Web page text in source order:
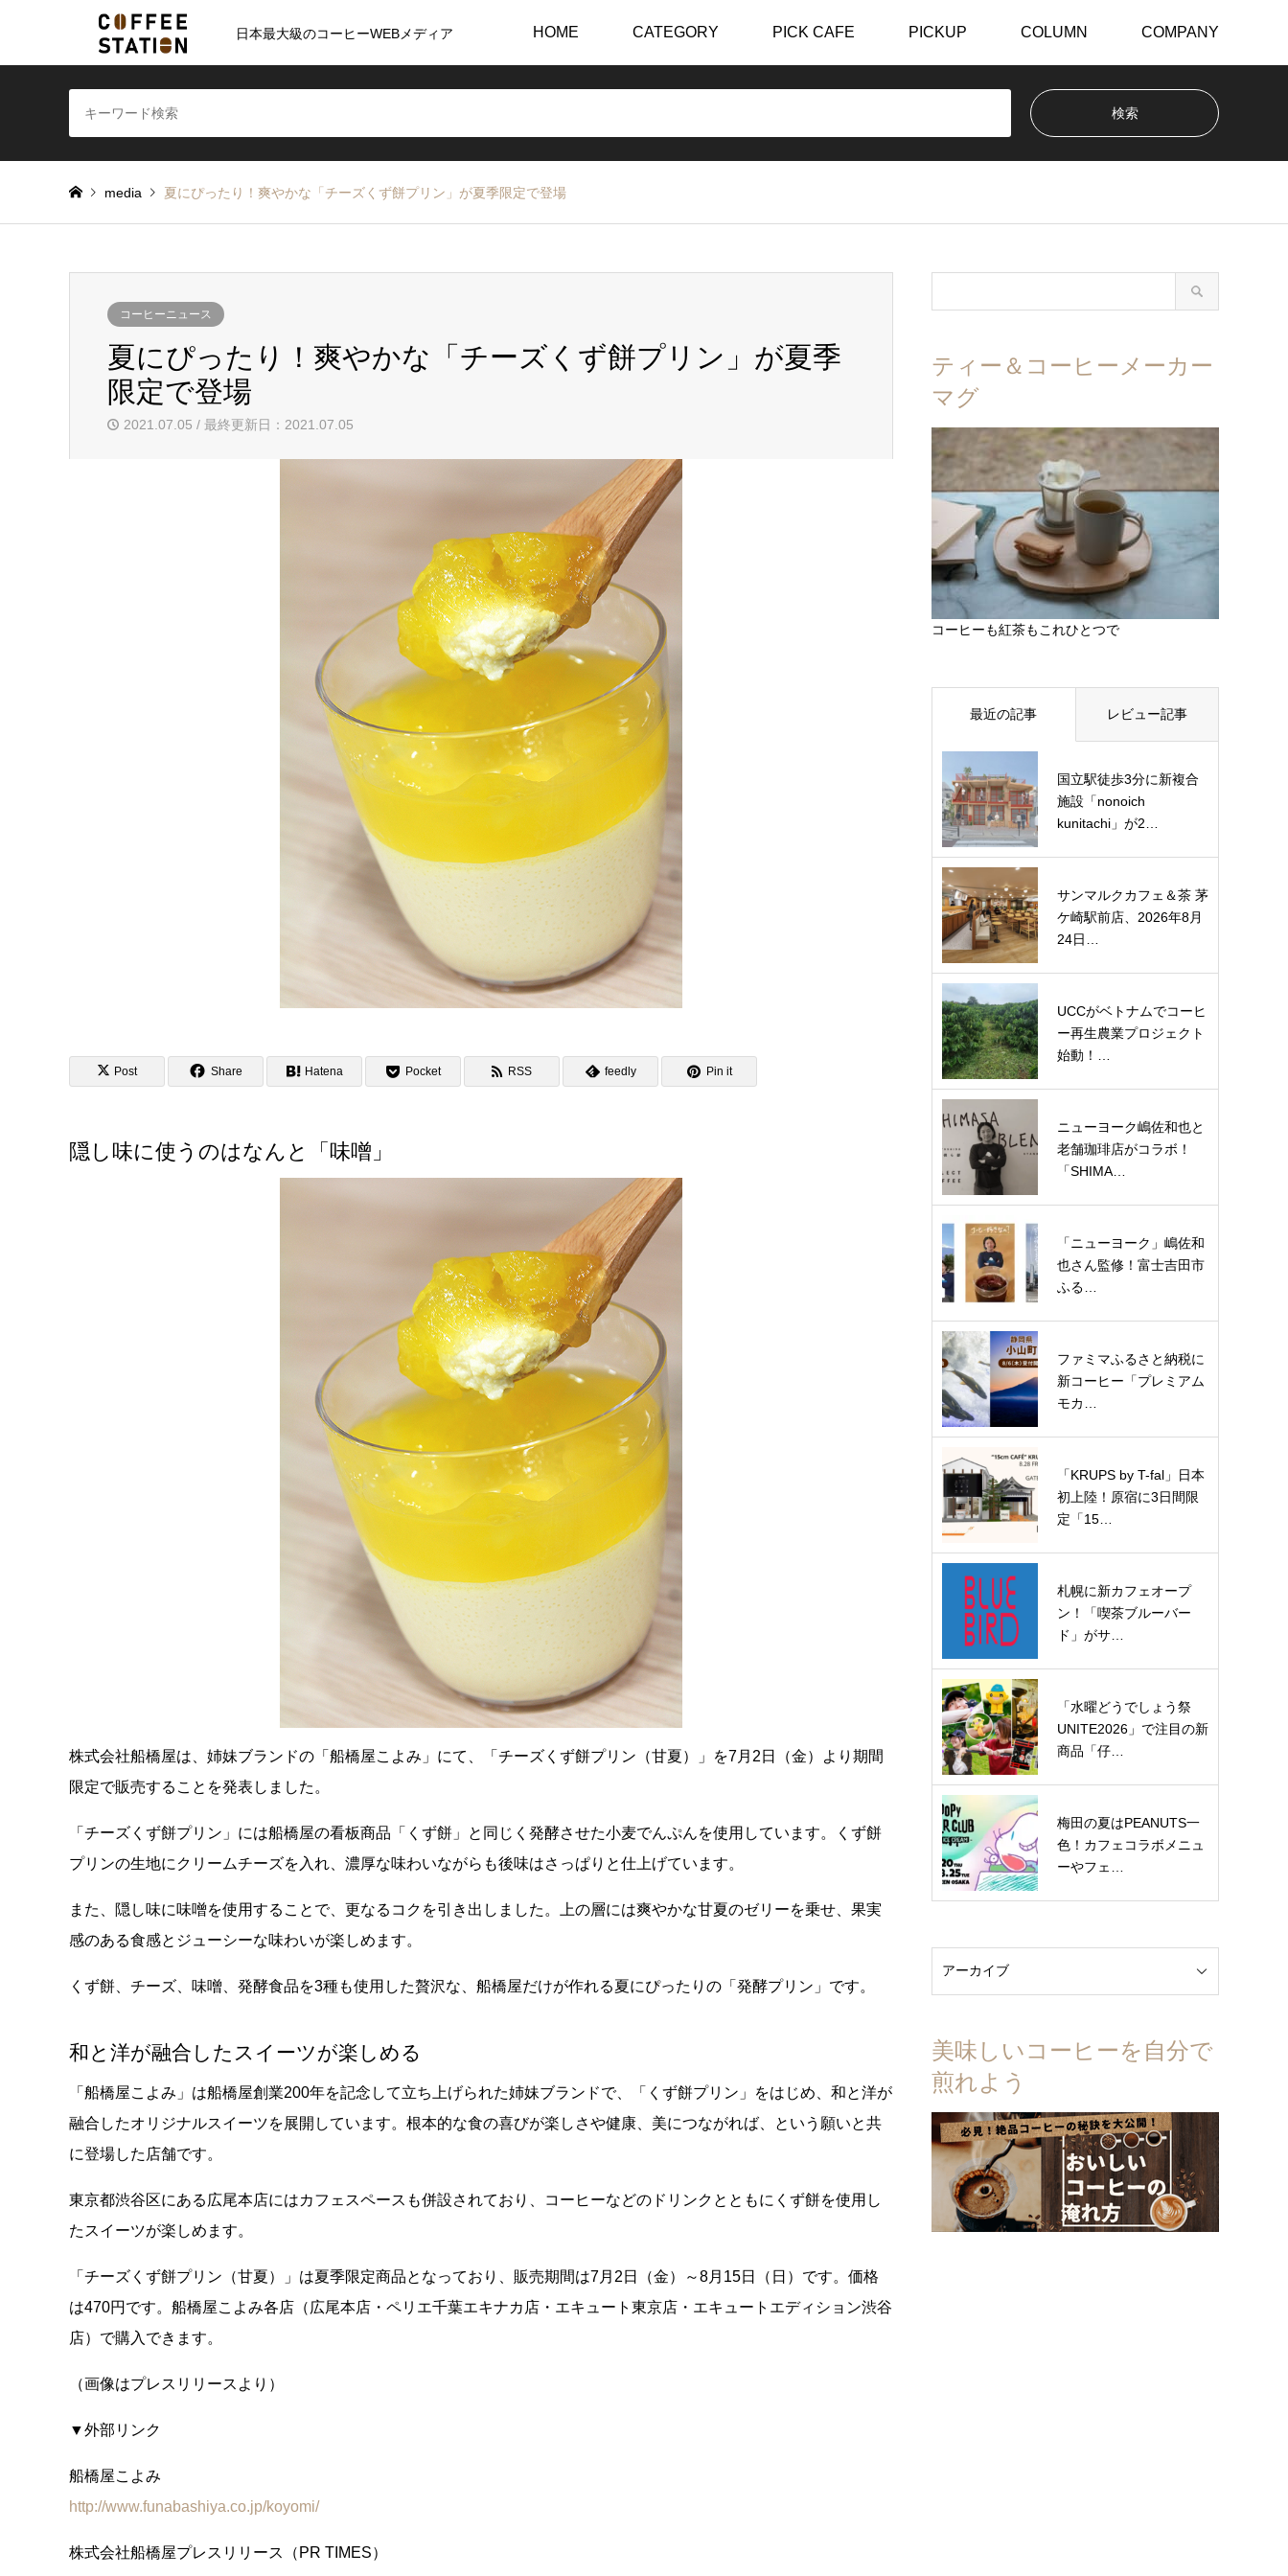
日本最大級のコーヒーWEBメディア HOME CATEGORY PICK CAFE PICKUP COLUMN COMPANY
media 夏にぴったり！爽やかな「チーズくず餅プリン」が夏季限定で登場
コーヒーニュース
夏にぴったり！爽やかな「チーズくず餅プリン」が夏季
限定で登場
2021.07.05 / 最終更新日：2021.07.05
Post Share Hatena Pocket RSS feedly Pin it
隠し味に使うのはなんと「味噌」
株式会社船橋屋は、姉妹ブランドの「船橋屋こよみ」にて、「チーズくず餅プリン（甘夏）」を7月2日（金）より期間
限定で販売することを発表しました。
「チーズくず餅プリン」には船橋屋の看板商品「くず餅」と同じく発酵させた小麦でんぷんを使用しています。くず餅
プリンの生地にクリームチーズを入れ、濃厚な味わいながらも後味はさっぱりと仕上げています。
また、隠し味に味噌を使用することで、更なるコクを引き出しました。上の層には爽やかな甘夏のゼリーを乗せ、果実
感のある食感とジューシーな味わいが楽しめます。
くず餅、チーズ、味噌、発酵食品を3種も使用した贅沢な、船橋屋だけが作れる夏にぴったりの「発酵プリン」です。
和と洋が融合したスイーツが楽しめる
「船橋屋こよみ」は船橋屋創業200年を記念して立ち上げられた姉妹ブランドで、「くず餅プリン」をはじめ、和と洋が
融合したオリジナルスイーツを展開しています。根本的な食の喜びが楽しさや健康、美につながれば、という願いと共
に登場した店舗です。
東京都渋谷区にある広尾本店にはカフェスペースも併設されており、コーヒーなどのドリンクとともにくず餅を使用し
たスイーツが楽しめます。
「チーズくず餅プリン（甘夏）」は夏季限定商品となっており、販売期間は7月2日（金）～8月15日（日）です。価格
は470円です。船橋屋こよみ各店（広尾本店・ペリエ千葉エキナカ店・エキュート東京店・エキュートエディション渋谷
店）で購入できます。
（画像はプレスリリースより）
▼外部リンク
船橋屋こよみ
http://www.funabashiya.co.jp/koyomi/
株式会社船橋屋プレスリリース（PR TIMES）
ティー＆コーヒーメーカー
マグ
コーヒーも紅茶もこれひとつで
最近の記事 レビュー記事
国立駅徒歩3分に新複合
施設「nonoich
kunitachi」が2…
サンマルクカフェ＆茶 茅
ケ崎駅前店、2026年8月
24日…
UCCがベトナムでコーヒ
ー再生農業プロジェクト
始動！…
ニューヨーク嶋佐和也と
老舗珈琲店がコラボ！
「SHIMA…
「ニューヨーク」嶋佐和
也さん監修！富士吉田市
ふる…
ファミマふるさと納税に
新コーヒー「プレミアム
モカ…
「KRUPS by T-fal」日本
初上陸！原宿に3日間限
定「15…
札幌に新カフェオープ
ン！「喫茶ブルーバー
ド」がサ…
「水曜どうでしょう祭
UNITE2026」で注目の新
商品「仔…
梅田の夏はPEANUTS一
色！カフェコラボメニュ
ーやフェ…
美味しいコーヒーを自分で
煎れよう